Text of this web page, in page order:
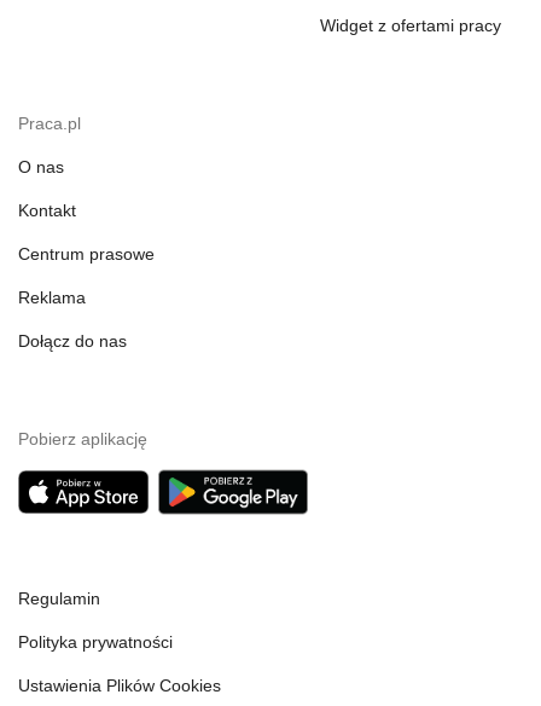
Widget z ofertami pracy
Praca.pl
O nas
Kontakt
Centrum prasowe
Reklama
Dołącz do nas
Pobierz aplikację
Regulamin
Polityka prywatności
Ustawienia Plików Cookies